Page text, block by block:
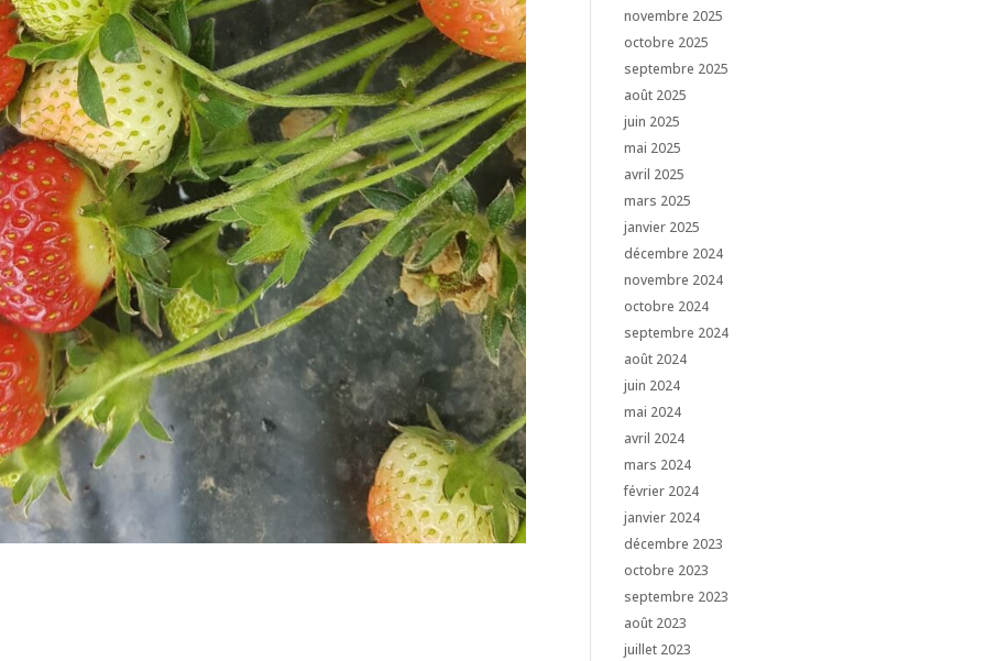
novembre 2025
octobre 2025
septembre 2025
août 2025
juin 2025
mai 2025
avril 2025
mars 2025
janvier 2025
décembre 2024
novembre 2024
octobre 2024
septembre 2024
août 2024
juin 2024
mai 2024
avril 2024
mars 2024
février 2024
janvier 2024
décembre 2023
octobre 2023
septembre 2023
août 2023
juillet 2023